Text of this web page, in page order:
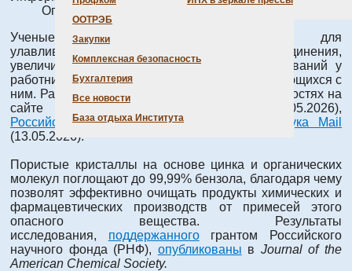
ООТРЭБ
Закупки
Комплексная безопасность
Бухгалтерия
Все новости
База отдыха Института
Опубликовано: 15 мая 2026
Ученые создали материал-поглотитель для
улавливания бензола – токсичного соединения,
увеличивающего риск онкологических заболеваний у
работников химических производств, сталкивающихся с
ним. Разработка сотрудников Института – в новостях на
сайте
(13.05.2026),
Российской академии наук(13.05.2026),
Наука Mail
(13.05.2026).
Пористые кристаллы на основе цинка и органических
молекул поглощают до 99,99% бензола, благодаря чему
позволят эффективно очищать продукты химических и
фармацевтических производств от примесей этого
опасного вещества. Результаты
исследования, поддержанногогрантом Российского
научного фонда (РНФ), опубликованы в Journal of the
American Chemical Society.